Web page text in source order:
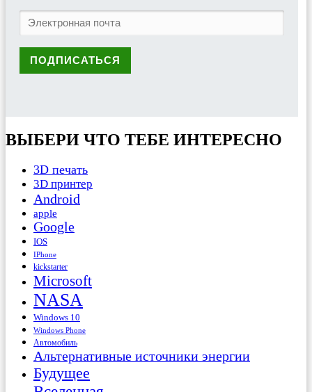
ВЫБЕРИ ЧТО ТЕБЕ ИНТЕРЕСНО
3D печать
3D принтер
Android
apple
Google
IOS
IPhone
kickstarter
Microsoft
NASA
Windows 10
Windows Phone
Автомобиль
Альтернативные источники энергии
Будущее